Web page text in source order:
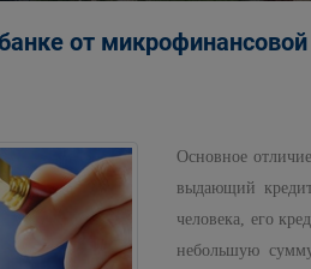
от микрофинансовой
Основное
выдающий
человека, его
небольшую